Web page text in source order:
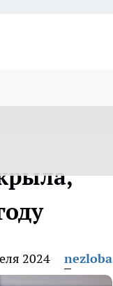
2024 nezloba